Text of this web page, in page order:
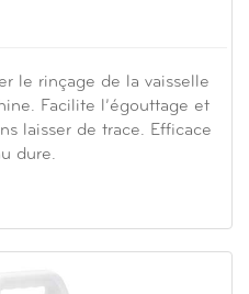
le rinçage de la vaisselle
Facilite l’égouttage et
laisser de trace. Efficace
dure.